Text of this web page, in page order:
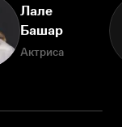
Лале
Башар
Актриса